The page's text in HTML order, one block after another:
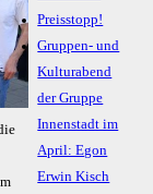
Preisstopp!
Gruppen- und
Kulturabend
der Gruppe
Innenstadt im
April: Egon
Erwin Kisch